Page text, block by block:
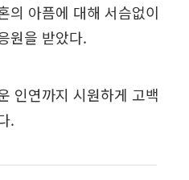
의 아픔에 대해 서슴없이
원을 받았다.
인연까지 시원하게 고백
.